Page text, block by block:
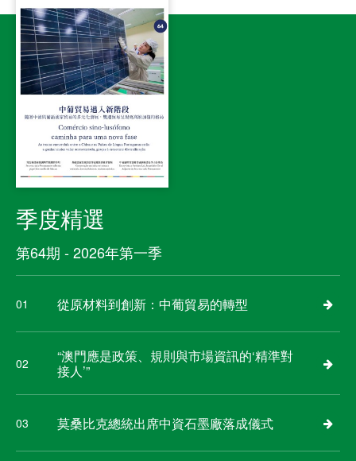
季度精選
第64期 - 2026年第一季
01 從原材料到創新：中葡貿易的轉型
02
“澳門應是政策、規則與市場資訊的‘精準對
接人’”
03 莫桑比克總統出席中資石墨廠落成儀式